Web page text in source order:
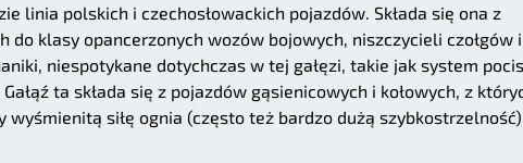
linia polskich i czechosłowackich pojazdów. Składa się ona z
do klasy opancerzonych wozów bojowych, niszczycieli czołgów i
niespotykane dotychczas w tej gałęzi, takie jak system
ta składa się z pojazdów gąsienicowych i kołowych, z
siłę ognia (często też bardzo dużą